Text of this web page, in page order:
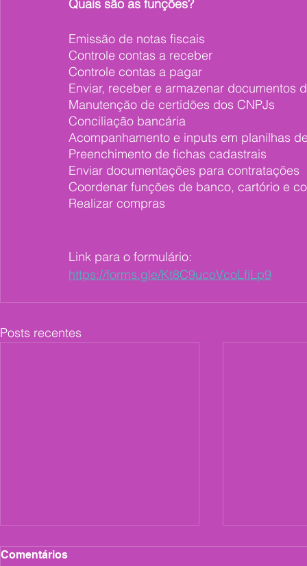
Quais são as funções?
Emissão de notas fiscais
Controle contas a receber
Controle contas a pagar
Enviar, receber e armazenar documentos
Manutenção de certidões dos CNPJs
Conciliação bancária
Acompanhamento e inputs em planilhas
Preenchimento de fichas cadastrais
Enviar documentações para contratações
Coordenar funções de banco, cartório e
Realizar compras
Link para o formulário:
https://forms.gle/Kt8C9ucoVcoLfiLp9
Posts recentes
Comentários